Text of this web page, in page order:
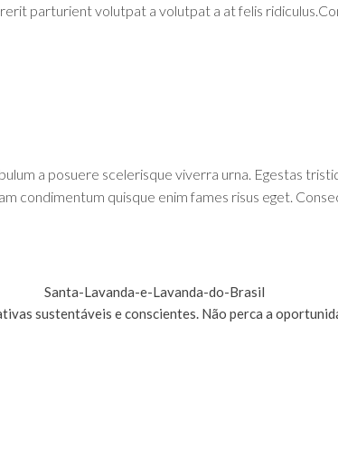
parturient volutpat a volutpat a at felis
a posuere scelerisque viverra urna. Egestas
condimentum quisque enim fames risus eget.
sustentáveis e conscientes. Não perca a